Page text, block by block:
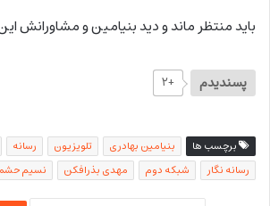
باید منتظر ماند و دید بنیامین و مشاورانش
پسندیدم +۲
برچسب ها بنیامین بهادری تلویزیون رسانه
رسانه نگار
شبکه دوم مهدی بذرافکن نسیم